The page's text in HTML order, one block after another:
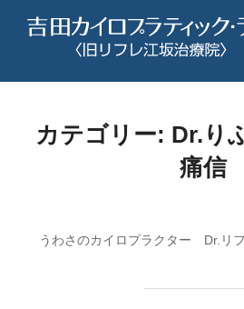
カテゴリー: Dr.り
痛信
うわさのカイロプラクター Dr.リ